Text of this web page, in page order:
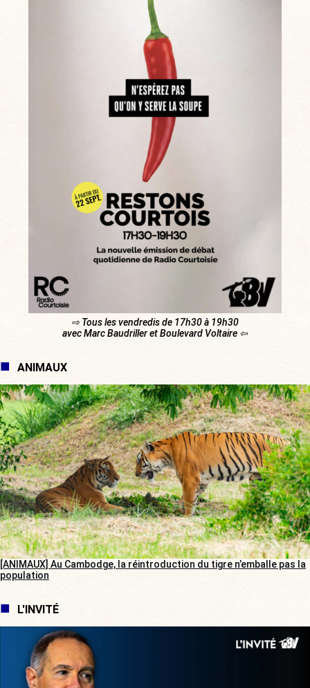
⇨ Tous les vendredis de 17h30 à 19h30
avec Marc Baudriller et Boulevard Voltaire ⇦
ANIMAUX
[ANIMAUX] Au Cambodge, la réintroduction du tigre n’emballe pas la
population
L'INVITÉ